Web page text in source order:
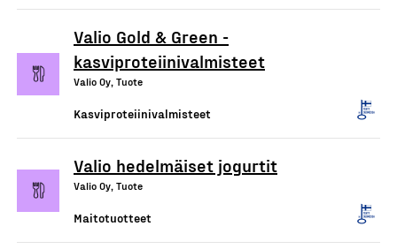
Valio Gold & Green -
kasviproteiinivalmisteet
Valio Oy, Tuote
Kasviproteiinivalmisteet
Valio hedelmäiset jogurtit
Valio Oy, Tuote
Maitotuotteet